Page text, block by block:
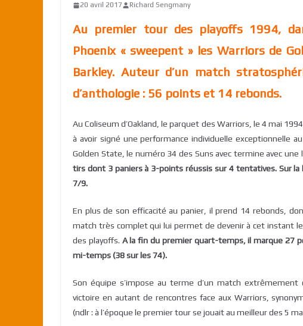
20 avril 2017 Richard Sengmany
Au premier tour des playoffs 1994,
Phoenix « sweepent » les Warriors de
Barkley. Auteur d’un match
d’anthologie : 56 points et 14 rebonds.
Au Coliseum d’Oakland, le parquet des Warriors, le 4 mai
à avoir signé une performance individuelle exceptionnelle
Golden State, le numéro 34 des Suns avec termine avec
tirs dont 3 paniers à 3-points réussis sur 4 tentatives. Sur la
7/9.
En plus de son efficacité au panier, il prend 14 rebonds,
match très complet qui lui permet de devenir à cet instant
des playoffs. A la fin du premier quart-temps, il marque 27
mi-temps (38 sur les 74).
Son équipe s’impose au terme d’un match
victoire en autant de rencontres face aux Warriors,
(ndlr : à l’époque le premier tour se jouait au meilleur des 5